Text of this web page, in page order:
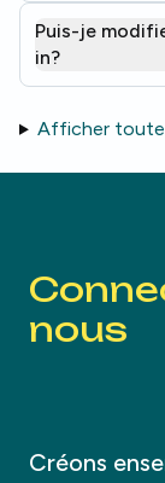
Puis-je
in?
Afficher
nous
Créons